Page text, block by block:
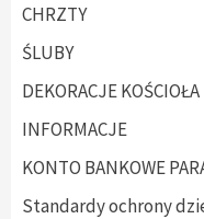
CHRZTY
ŚLUBY
DEKORACJE KOŚCIOŁA
INFORMACJE
KONTO BANKOWE
Standardy ochrony